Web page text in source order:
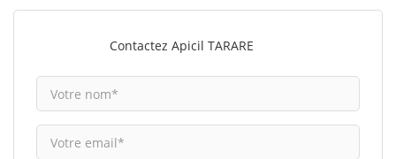
Contactez Apicil TARARE